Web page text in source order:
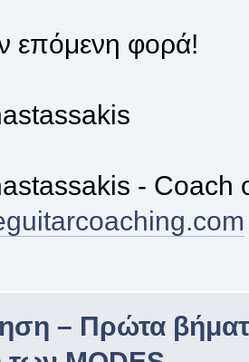
επόμενη φορά!
- Coach
– Πρώτα